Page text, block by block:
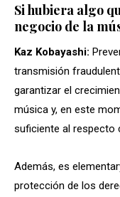
Si hubiera algo
negocio de la
Kaz Kobayashi:
transmisión
garantizar el
música y, en este
suficiente al respecto
Además, es
protección de los